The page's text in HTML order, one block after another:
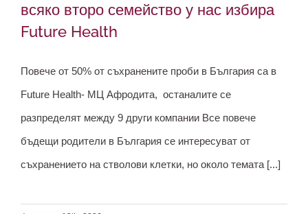
Съхранение на стволови клетки –
всяко второ семейство у нас избира
Future Health
всяко второ семейство у нас избира
Future Health
Повече от 50% от съхранените проби в България са в
Future Health- МЦ Афродита, останалите се
разпределят между 9 други компании Все повече
бъдещи родители в България се интересуват от
съхранението на стволови клетки, но около темата [...]